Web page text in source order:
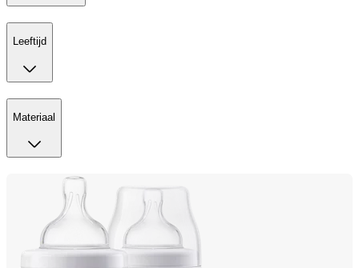
Leeftijd
Materiaal